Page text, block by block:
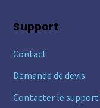
Support
Contact
Demande de devis
Contacter le support